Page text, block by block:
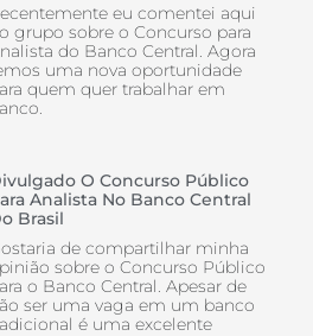
eu comentei aqui
grupo sobre o Concurso para
do Banco Central. Agora
uma nova oportunidade
quem quer trabalhar em
O Concurso Público
Analista No Banco Central
Brasil
de compartilhar minha
sobre o Concurso Público
o Banco Central. Apesar de
ser uma vaga em um banco
é uma excelente